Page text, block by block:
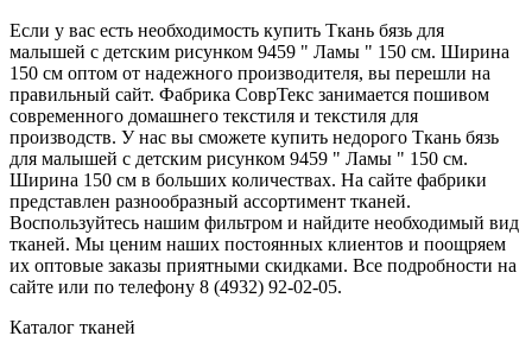
Если у вас есть необходимость купить Ткань бязь для
малышей с детским рисунком 9459 " Ламы " 150 см. Ширина
150 см оптом от надежного производителя, вы перешли на
правильный сайт. Фабрика СоврТекс занимается пошивом
современного домашнего текстиля и текстиля для
производств. У нас вы сможете купить недорого Ткань бязь
для малышей с детским рисунком 9459 " Ламы " 150 см.
Ширина 150 см в больших количествах. На сайте фабрики
представлен разнообразный ассортимент тканей.
Воспользуйтесь нашим фильтром и найдите необходимый вид
тканей. Мы ценим наших постоянных клиентов и поощряем
их оптовые заказы приятными скидками. Все подробности на
сайте или по телефону 8 (4932) 92-02-05.
Каталог тканей